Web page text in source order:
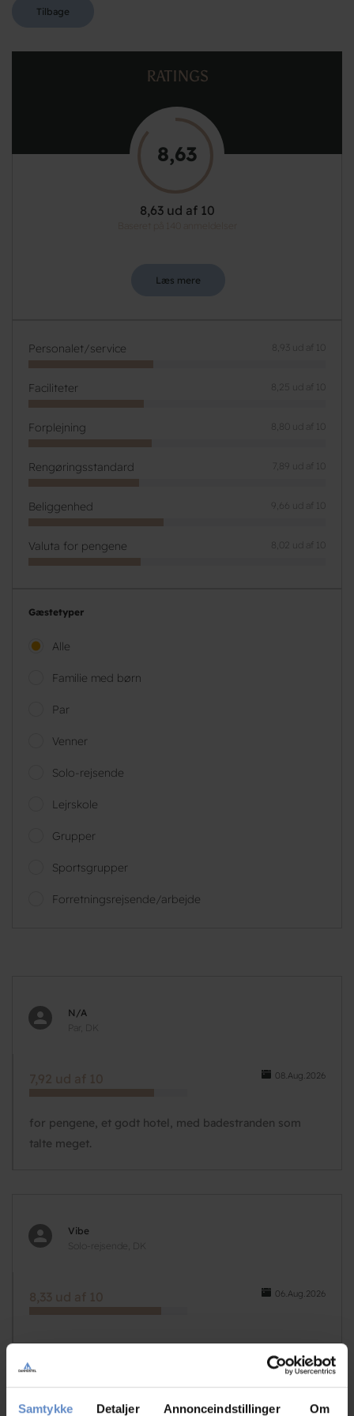
Samtykke Detaljer Annonceindstillinger Om
Tilbage
RATINGS
8,63
8,63 ud af 10
Baseret på 140 anmeldelser
Læs mere
Personalet/service 8,93 ud af 10
Faciliteter 8,25 ud af 10
Forplejning 8,80 ud af 10
Rengøringsstandard 7,89 ud af 10
Beliggenhed 9,66 ud af 10
Valuta for pengene 8,02 ud af 10
Gæstetyper
Alle
Familie med børn
Par
Venner
Solo-rejsende
Lejrskole
Grupper
Sportsgrupper
Forretningsrejsende/arbejde
N/A
Par, DK
08.Aug.2026
7,92 ud af 10
for pengene, et godt hotel, med badestranden som
talte meget.
Vibe
Solo-rejsende, DK
06.Aug.2026
8,33 ud af 10
Tina